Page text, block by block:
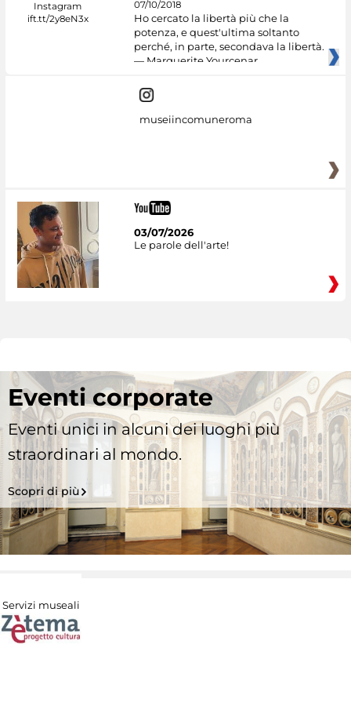
07/10/2018
Ho cercato la libertà più che la
potenza, e quest'ultima soltanto
perché, in parte, secondava la libertà.
— Marguerite Yourcenar
museiincomuneroma
03/07/2026
Le parole dell'arte!
Eventi corporate
Eventi unici in alcuni dei luoghi più
straordinari al mondo.
Scopri di più
Servizi museali